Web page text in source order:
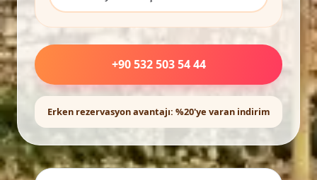
+90 532 503 54 44
Erken rezervasyon avantajı: %20'ye varan indirim